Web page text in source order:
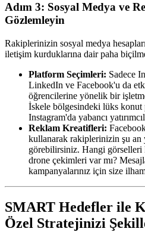
Adım 3: Sosyal Medya ve
Gözlemleyin
Rakiplerinizin sosyal medya
iletişim kurduklarına dair paha
Platform Seçimleri: Sadece
LinkedIn ve Facebook'u da
öğrencilerine yönelik bir
İskele bölgesindeki lüks
Instagram'da yabancı
Reklam Kreatifleri:
kullanarak rakiplerinizin şu an
görebilirsiniz. Hangi görselleri
drone çekimleri var mı?
kampanyalarınız için size
SMART Hedefler ile
Özel Stratejinizi